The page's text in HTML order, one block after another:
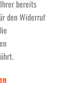
bereits
den Widerruf